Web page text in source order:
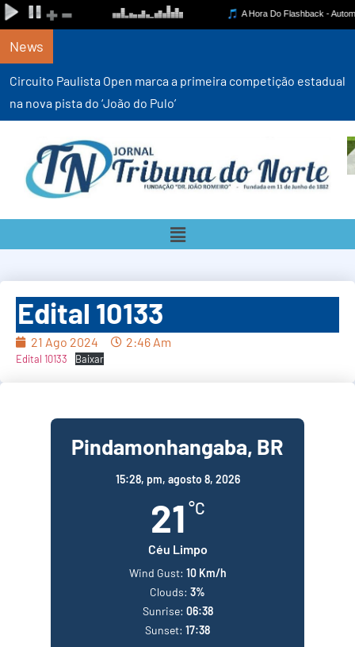
News
Circuito Paulista Open marca a primeira competição estadual
na nova pista do ‘João do Pulo’
Edital 10133
21 Ago 2024 2:46 Am
Edital 10133 Baixar
Pindamonhangaba, BR
15:28, pm, agosto 8, 2026
21 °C
Céu Limpo
Wind Gust: 10 Km/h
Clouds: 3%
Sunrise: 06:38
Sunset: 17:38